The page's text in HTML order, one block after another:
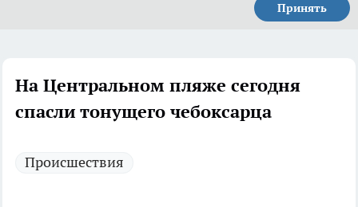
Принять
На Центральном пляже сегодня
спасли тонущего чебоксарца
Происшествия